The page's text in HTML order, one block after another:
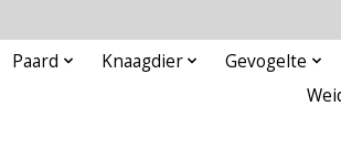
Paard Knaagdier Gevogelte